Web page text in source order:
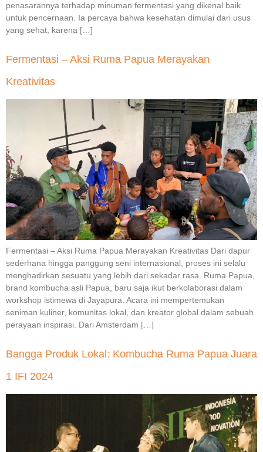
penasarannya terhadap minuman fermentasi yang dikenal baik
untuk pencernaan. Ia percaya bahwa kesehatan dimulai dari usus
yang sehat, karena […]
Fermentasi – Aksi Ruma Papua Merayakan
Kreativitas
Fermentasi – Aksi Ruma Papua Merayakan Kreativitas Dari dapur
sederhana hingga panggung seni internasional, proses ini selalu
menghadirkan sesuatu yang lebih dari sekadar rasa. Ruma Papua,
brand kombucha asli Papua, baru saja ikut berkolaborasi dalam
workshop istimewa di Jayapura. Acara ini mempertemukan
seniman kuliner, komunitas lokal, dan kreator global dalam sebuah
perayaan inspirasi. Dari Amsterdam […]
Bangga Produk Lokal: Kombucha Ruma Papua Juara
1 IFI 2024